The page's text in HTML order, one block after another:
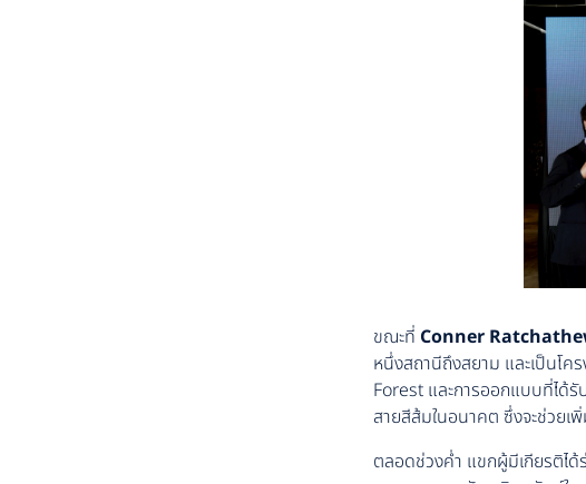
ขณะที่ Conner
หนึ่งสถานีถึงสยาม และเป็นโค
Forest และการออกแบบที่ได้
สายสีส้มในอนาคต ซึ่งจะช่วยเ
ตลอดช่วงค่ำ แขกผู้มีเกียรติไ